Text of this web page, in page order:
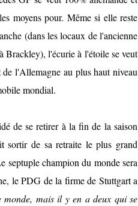
moyens pour. Même si elle reste
(dans les locaux de l'ancienne
Brackley), l'écurie à l'étoile se veut
de l'Allemagne au plus haut niveau
mondial.
de se retirer à la fin de la saison
sortir de sa retraite le plus grand
septuple champion du monde sera
le PDG de la firme de Stuttgart a
monde, mais il y en a deux qui se